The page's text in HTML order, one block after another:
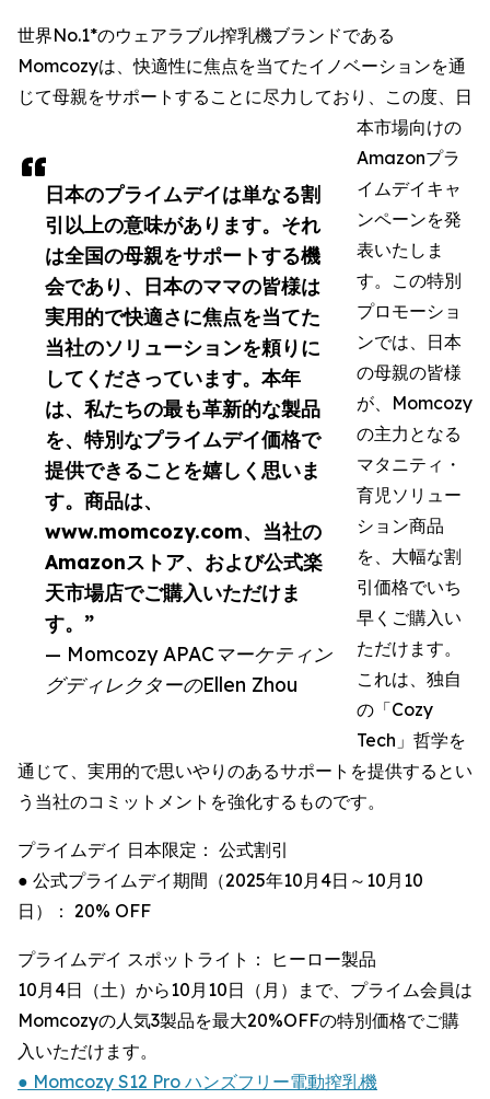
日本のプライムデイは単なる割
引以上の意味があります。それ
は全国の母親をサポートする機
会であり、日本のママの皆様は
実用的で快適さに焦点を当てた
当社のソリューションを頼りに
してくださっています。本年
は、私たちの最も革新的な製品
を、特別なプライムデイ価格で
提供できることを嬉しく思いま
す。商品は、
www.momcozy.com、当社の
Amazonストア、および公式楽
天市場店でご購入いただけま
す。”
— Momcozy APACマーケティン
グディレクターのEllen Zhou
世界No.1*のウェアラブル搾乳機ブランドである
Momcozyは、快適性に焦点を当てたイノベーションを通
じて母親をサポートすることに尽力しており、この度、日
本市場向けの
Amazonプラ
イムデイキャ
ンペーンを発
表いたしま
す。この特別
プロモーショ
ンでは、日本
の母親の皆様
が、Momcozy
の主力となる
マタニティ・
育児ソリュー
ション商品
を、大幅な割
引価格でいち
早くご購入い
ただけます。
これは、独自
の「Cozy
Tech」哲学を
通じて、実用的で思いやりのあるサポートを提供するとい
う当社のコミットメントを強化するものです。
プライムデイ 日本限定： 公式割引
● 公式プライムデイ期間（2025年10月4日～10月10
日）： 20% OFF
プライムデイ スポットライト： ヒーロー製品
10月4日（土）から10月10日（月）まで、プライム会員は
Momcozyの人気3製品を最大20%OFFの特別価格でご購
入いただけます。
● Momcozy S12 Pro ハンズフリー電動搾乳機